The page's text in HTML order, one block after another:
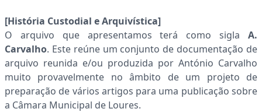
[História Custodial e Arquivística]
O arquivo que apresentamos terá como sigla A.
Carvalho. Este reúne um conjunto de documentação de
arquivo reunida e/ou produzida por António Carvalho
muito provavelmente no âmbito de um projeto de
preparação de vários artigos para uma publicação sobre
a Câmara Municipal de Loures.